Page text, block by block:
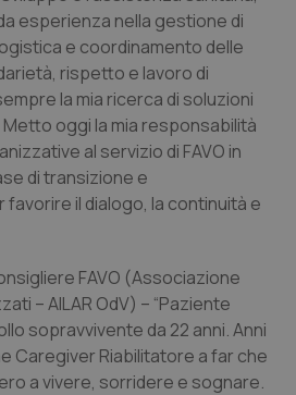
esperienza nella gestione di
e coordinamento delle
rispetto e lavoro di
la mia ricerca di soluzioni
oggi la mia responsabilità
al servizio di FAVO in
di transizione e
il dialogo, la continuità e
FAVO (Associazione
– AILAR OdV) – “Paziente
sopravvivente da 22 anni. Anni
Caregiver Riabilitatore a far che
a vivere, sorridere e sognare.